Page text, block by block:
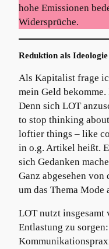
hohe Emissionen
Widersprüche.
Reduktion als
Als Kapitalist frage
mein Geld
Denn sich LOT
to stop thinking
loftier things – like
in o.g. Artikel heißt.
sich Gedanken
Ganz abgesehen
um das Thema Mode
LOT nutzt
Entlastung zu